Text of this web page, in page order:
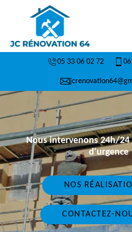
05 33 06 02 72
Nous intervenons 24h/24
d'urgence
NOS
CONTACTEZ-